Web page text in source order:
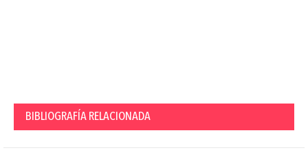
BIBLIOGRAFÍA RELACIONADA